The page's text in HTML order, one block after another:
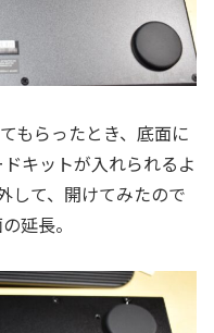
もらったとき、底面に
キットが入れられるよ
して、開けてみたので
延長。